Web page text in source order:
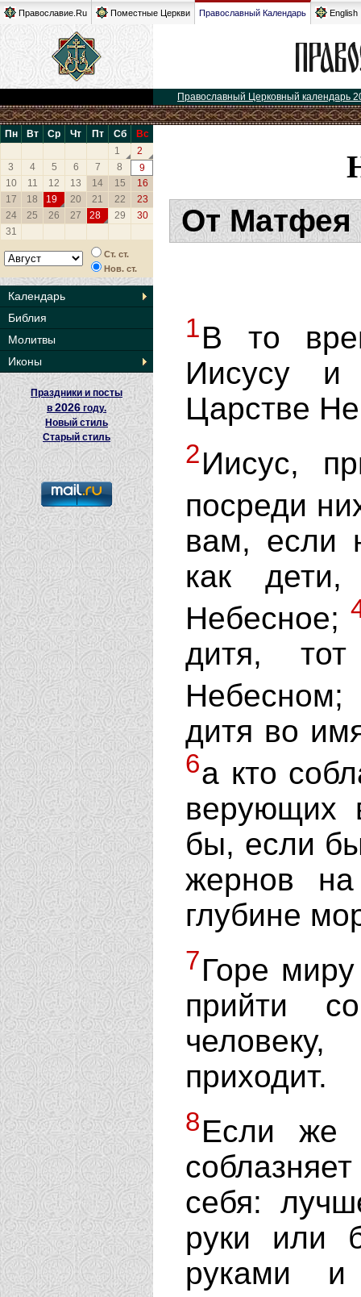
Православие.Ru Поместные Церкви Православный Календарь English
Православный Церковный календарь
Пн Вт Ср Чт Пт Сб
Вс
1
2
3
4 5 6 7 8
9
10
11 12 13 14 15
16
17
18 19 20 21 22
23
24
25 26 27 28 29
30
31
Ст. ст.
Нов. ст.
Календарь
Библия
Молитвы
Иконы
Праздники и посты
в2026 году.
Новый стиль
Старый стиль
От Матфея
1В то
Иисусу и
Царстве
2Иисус,
посреди
вам, если
как
Небесное;
дитя,
Небесном;
дитя во
6а кто
верующих
бы, если
жернов
глубине
7Горе
прийти
приходит.
8Если же
себя:
руки или
руками